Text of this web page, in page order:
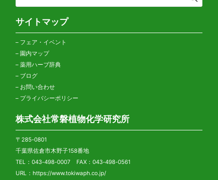
サイトマップ
– フェア・イベント
– 園内マップ
– 薬用ハーブ辞典
– ブログ
– お問い合わせ
– プライバシーポリシー
株式会社常磐植物化学研究所
〒285-0801
千葉県佐倉市木野子158番地
TEL：043-498-0007 FAX：043-498-0561
URL： https://www.tokiwaph.co.jp/